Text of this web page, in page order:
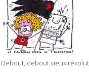
Debout, debout vieux